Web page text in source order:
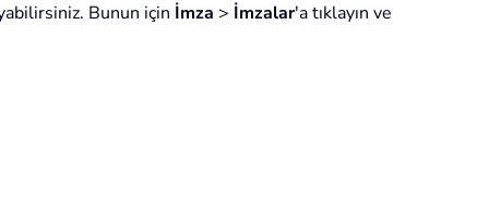
Bunun için İmza > İmzalar'a tıklayın ve